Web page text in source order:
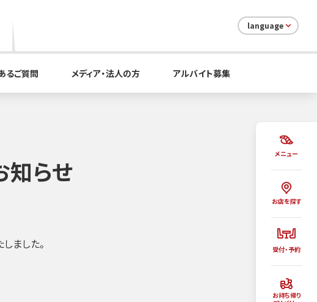
メニュー
お店を探す
受付・予約
お持ち帰り
language
るご質問 メディア・法人の方 アルバイト募集
らせ
ました。